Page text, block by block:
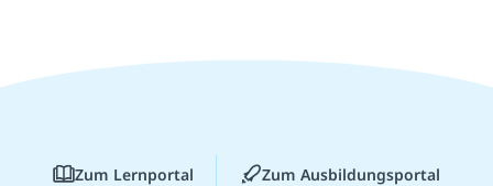
Zum Lernportal Zum Ausbildungsportal